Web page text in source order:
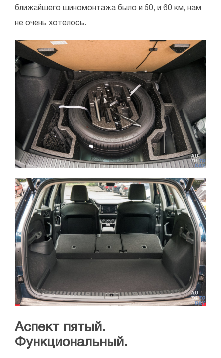
ближайшего шиномонтажа было и 50, и 60 км, нам
не очень хотелось.
Аспект пятый.
Функциональный.